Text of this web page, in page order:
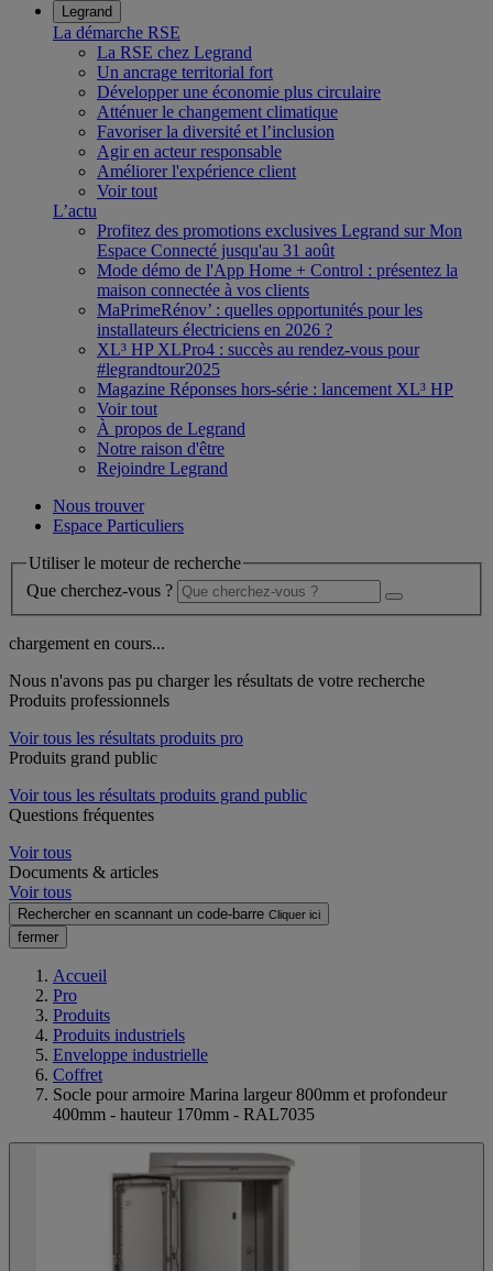
Legrand
La démarche RSE
La RSE chez Legrand
Un ancrage territorial fort
Développer une économie plus circulaire
Atténuer le changement climatique
Favoriser la diversité et l’inclusion
Agir en acteur responsable
Améliorer l'expérience client
Voir tout
L’actu
Profitez des promotions exclusives Legrand sur Mon
Espace Connecté jusqu'au 31 août
Mode démo de l'App Home + Control : présentez la
maison connectée à vos clients
MaPrimeRénov’ : quelles opportunités pour les
installateurs électriciens en 2026 ?
XL³ HP XLPro4 : succès au rendez-vous pour
#legrandtour2025
Magazine Réponses hors-série : lancement XL³ HP
Voir tout
À propos de Legrand
Notre raison d'être
Rejoindre Legrand
Nous trouver
Espace Particuliers
Utiliser le moteur de recherche
Que cherchez-vous ?
chargement en cours...
Nous n'avons pas pu charger les résultats de votre recherche
Produits professionnels
Voir tous les résultats produits pro
Produits grand public
Voir tous les résultats produits grand public
Questions fréquentes
Voir tous
Documents & articles
Voir tous
Rechercher en scannant un code-barre Cliquer ici
fermer
Accueil
Pro
Produits
Produits industriels
Enveloppe industrielle
Coffret
Socle pour armoire Marina largeur 800mm et profondeur
400mm - hauteur 170mm - RAL7035